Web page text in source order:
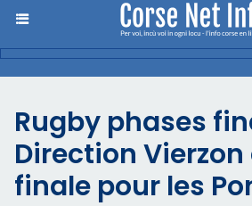
Rugby phases
Direction Vierzon
finale pour les